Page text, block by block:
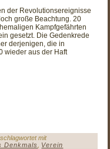
der Revolutionsereignisse
große Beachtung. 20
Kampfgefährten
gesetzt. Die Gedenkrede
derjenigen, die in
wieder aus der Haft
mit
Denkmals Verein